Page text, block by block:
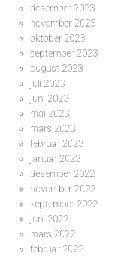
desember 2023
november 2023
oktober 2023
september 2023
august 2023
juli 2023
juni 2023
mai 2023
mars 2023
februar 2023
januar 2023
desember 2022
november 2022
september 2022
juni 2022
mars 2022
februar 2022